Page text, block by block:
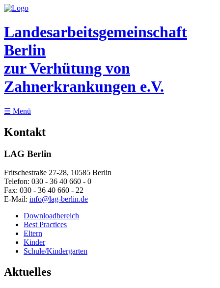
Landesarbeitsgemeinschaft
Berlin
zur Verhütung von
Zahnerkrankungen e.V.
☰ Menü
Kontakt
LAG Berlin
Fritschestraße 27-28, 10585 Berlin
Telefon: 030 - 36 40 660 - 0
Fax: 030 - 36 40 660 - 22
E-Mail: info@lag-berlin.de
Downloadbereich
Best Practices
Eltern
Kinder
Schule/Kindergarten
Aktuelles